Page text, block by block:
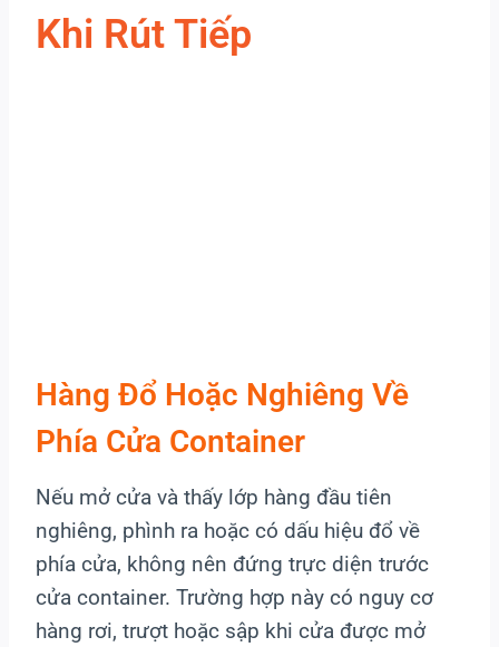
Khi Rút Tiếp
Hàng Đổ Hoặc Nghiêng Về
Phía Cửa Container
Nếu mở cửa và thấy lớp hàng đầu tiên
nghiêng, phình ra hoặc có dấu hiệu đổ về
phía cửa, không nên đứng trực diện trước
cửa container. Trường hợp này có nguy cơ
hàng rơi, trượt hoặc sập khi cửa được mở